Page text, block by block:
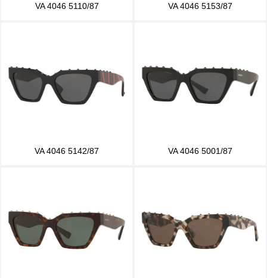
VA 4046 5110/87 VA 4046 5153/87
VA 4046 5142/87 VA 4046 5001/87